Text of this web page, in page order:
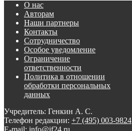
О нас
Авторам
Наши партнеры
Контакты
Сотрудничество
Особое уведомление
Ограничение
ответственности
Политика в отношении
обработки персональных
данных
Учредитель: Генкин А. С.
Телефон редакции: +7 (495) 003-9824